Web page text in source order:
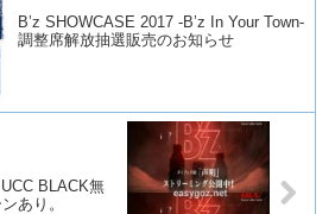
B’z SHOWCASE 2017 -B’z In Your Town-
調整席解放抽選販売のお知らせ
BLACK無
あり。